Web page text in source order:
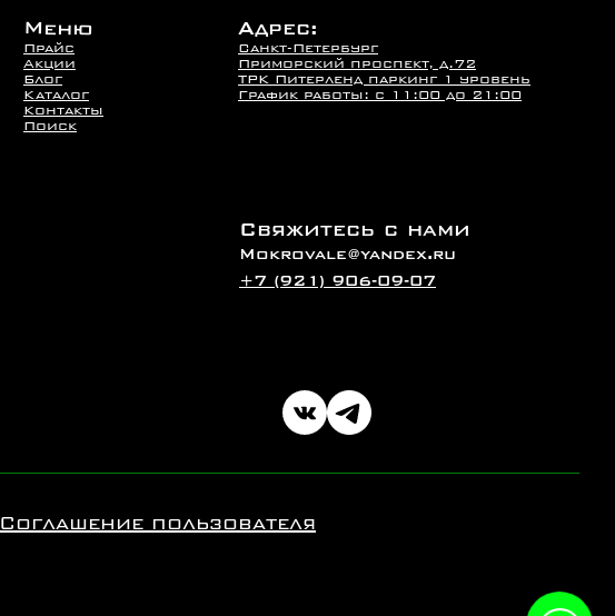
Свяжитесь с нами
Mokrovale@yandex.ru
+7 (921) 906-09-07
Соглашение пользователя
Меню
Прайс
Акции
Блог
Каталог
Контакты
Поиск
Адрес:
Санкт-Петербург
Приморский проспект, д.72
ТРК Питерленд паркинг 1 уровень
График работы: с 11:00 до 21:00